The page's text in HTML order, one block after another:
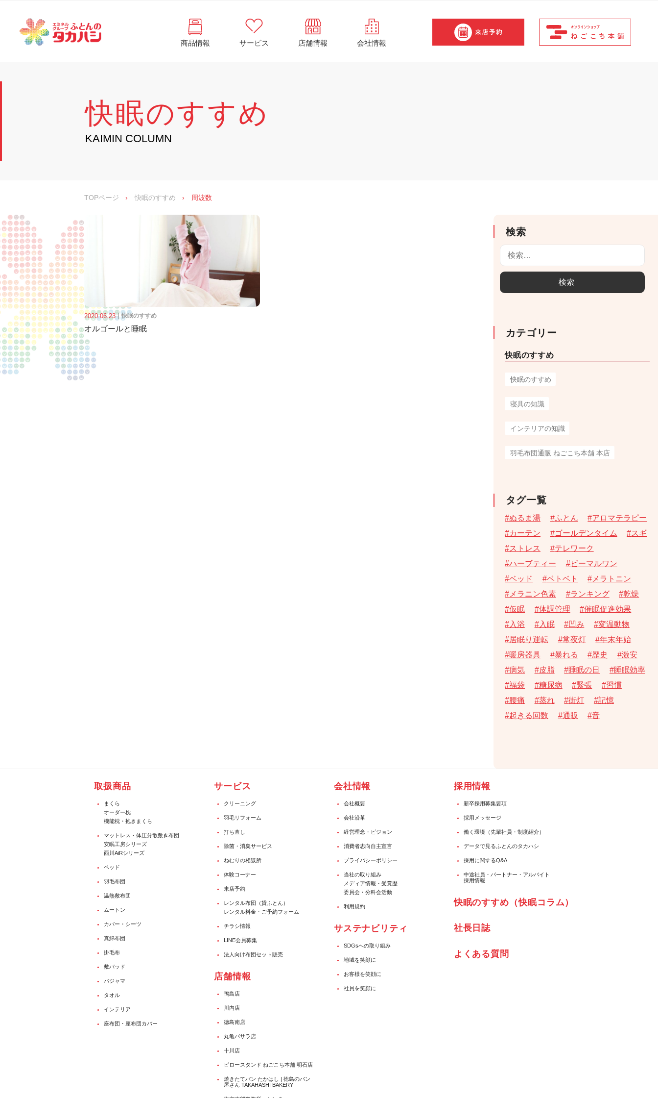
ッ
商品情報 サービス 店舗情報 会社情報
快眠のすすめ
KAIMIN COLUMN
TOPページ › 快眠のすすめ › 周波数
検索
カテゴリー
快眠のすすめ
快眠のすすめ
寝具の知識
インテリアの知識
羽毛布団通販 ねごこち本舗 本店
タグ一覧
ぬるま湯 ふとん
アロマテラピー
カーテン
ゴールデンタイム
スギ
ストレス
テレワーク
ハーブティー
ビーマルワン
ベッド
ベトベト
メラトニン
メラニン色素
ランキング
乾燥
仮眠
体調管理
催眠促進効果
入浴
入眠 凹み
変温動物
居眠り運転
常夜灯
年末年始
暖房器具
暴れる 歴史
激安
病気
皮脂 睡眠の日
睡眠効率
福袋
糖尿病 緊張
習慣
腰痛
蒸れ 街灯
記憶
起きる回数
通販 音
2020.06.23｜快眠のすすめ
オルゴールと睡眠
取扱商品
まくら
オーダー枕
機能枕・抱きまくら
マットレス・体圧分散敷き布団
安眠工房シリーズ
西川AiRシリーズ
ベッド
羽毛布団
温熱敷布団
ムートン
カバー・シーツ
真綿布団
掛毛布
敷パッド
パジャマ
タオル
インテリア
座布団・座布団カバー
サービス
クリーニング
羽毛リフォーム
打ち直し
除菌・消臭サービス
ねむりの相談所
体験コーナー
来店予約
レンタル布団（貸ふとん）
レンタル料金・ご予約フォーム
チラシ情報
LINE会員募集
法人向け布団セット販売
店舗情報
鴨島店
川内店
徳島南店
丸亀バサラ店
十川店
ピロースタンド ねごこち本舗 明石店
焼きたてパン たかはし | 徳島のパン
屋さん TAKAHASHI BAKERY
会社情報
会社概要
会社沿革
経営理念・ビジョン
消費者志向自主宣言
プライバシーポリシー
当社の取り組み
メディア情報・受賞歴
委員会・分科会活動
利用規約
サステナビリティ
SDGsへの取り組み
地域を笑顔に
お客様を笑顔に
社員を笑顔に
採用情報
新卒採用募集要項
採用メッセージ
働く環境（先輩社員・制度紹介）
データで見るふとんのタカハシ
採用に関するQ&A
中途社員・パートナー・アルバイト
採用情報
快眠のすすめ（快眠コラム）
社⾧日誌
よくある質問
ん
の